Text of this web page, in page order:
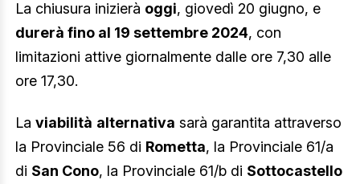
La chiusura inizierà oggi, giovedì 20 giugno, e
durerà fino al 19 settembre 2024, con
limitazioni attive giornalmente dalle ore 7,30 alle
ore 17,30.
La viabilità alternativa sarà garantita attraverso
la Provinciale 56 di Rometta, la Provinciale 61/a
di San Cono, la Provinciale 61/b di Sottocastello